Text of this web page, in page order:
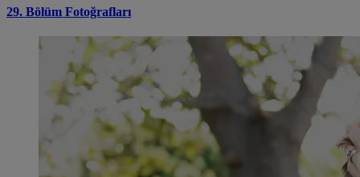
29. Bölüm Fotoğrafları